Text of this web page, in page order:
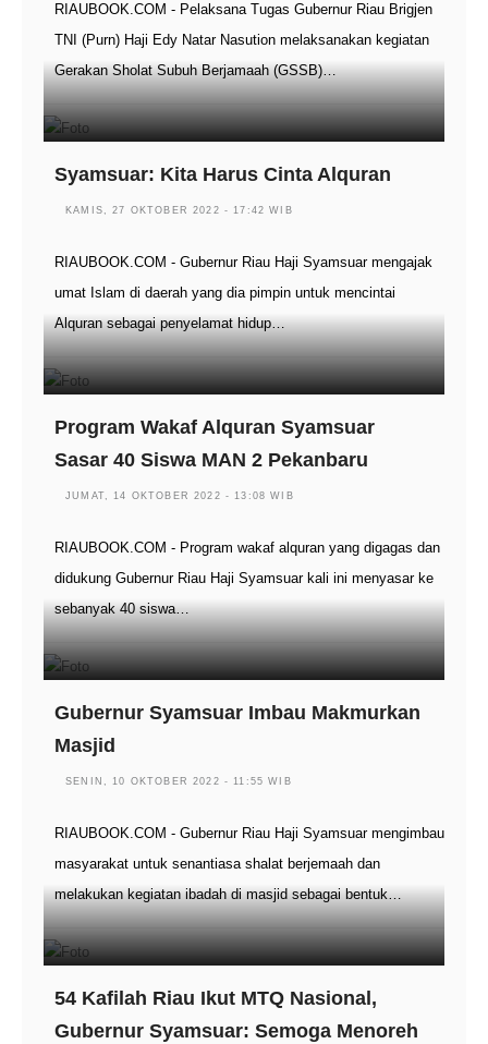
RIAUBOOK.COM - Pelaksana Tugas Gubernur Riau Brigjen
TNI (Purn) Haji Edy Natar Nasution melaksanakan kegiatan
Gerakan Sholat Subuh Berjamaah (GSSB)…
Syamsuar: Kita Harus Cinta Alquran
KAMIS, 27 OKTOBER 2022 - 17:42 WIB
RIAUBOOK.COM - Gubernur Riau Haji Syamsuar mengajak
umat Islam di daerah yang dia pimpin untuk mencintai
Alquran sebagai penyelamat hidup…
Program Wakaf Alquran Syamsuar
Sasar 40 Siswa MAN 2 Pekanbaru
JUMAT, 14 OKTOBER 2022 - 13:08 WIB
RIAUBOOK.COM - Program wakaf alquran yang digagas dan
didukung Gubernur Riau Haji Syamsuar kali ini menyasar ke
sebanyak 40 siswa…
Gubernur Syamsuar Imbau Makmurkan
Masjid
SENIN, 10 OKTOBER 2022 - 11:55 WIB
RIAUBOOK.COM - Gubernur Riau Haji Syamsuar mengimbau
masyarakat untuk senantiasa shalat berjemaah dan
melakukan kegiatan ibadah di masjid sebagai bentuk…
54 Kafilah Riau Ikut MTQ Nasional,
Gubernur Syamsuar: Semoga Menoreh